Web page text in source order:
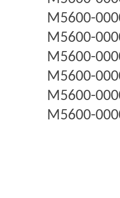
M5600-
M5600-
M5600-
M5600-
M5600-
M5600-